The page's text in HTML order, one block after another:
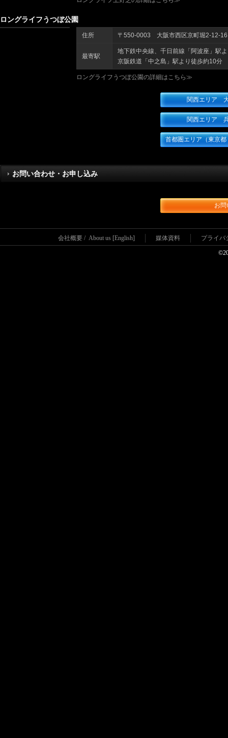
ロングライフうつぼ公園
住所 〒550-0003 大阪市西区京町堀2-12-16
最寄駅
地下鉄中央線、千日前線「阿波座」駅
京阪鉄道「中之島」駅より徒歩約10分
ロングライフうつぼ公園の詳細はこちら≫
関西エリア
関西エリア
首都圏エリア（東京
お問い合わせ・お申し込み
お
会社概要 / About us [English] 媒体資料 プライバ